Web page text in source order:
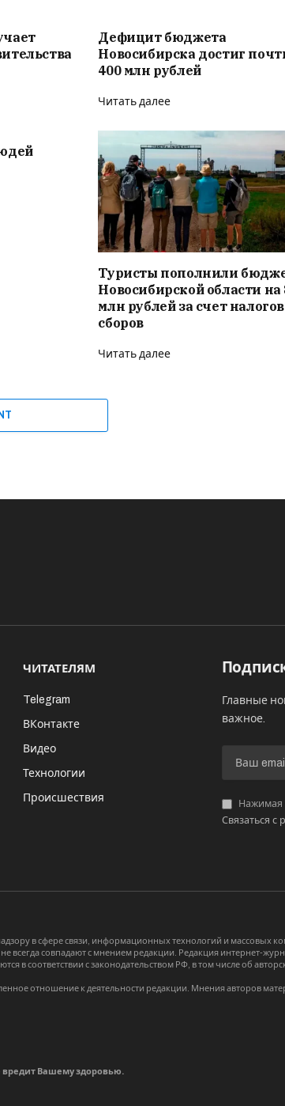
Дефицит бюджета
Новосибирска достиг
400 млн рублей
Читать далее
Туристы пополнили
Новосибирской области на
млн рублей за счет
сборов
Читать далее
ЧИТАТЕЛЯМ
Telegram
ВКонтакте
Видео
Технологии
Происшествия
Главные
важное.
Нажимая
Связаться с
в сфере связи, информационных технологий и массовых
совпадают с мнением редакции. Редакция интернет-
в соответствии с законодательством РФ, в том числе об
отношение к деятельности редакции. Мнения авторов
вредит Вашему здоровью.